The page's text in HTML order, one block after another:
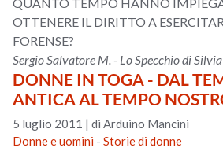
OTTENERE IL DIRITTO A
FORENSE?
Sergio Salvatore M. - Lo Specchio di
DONNE IN TOGA - DAL
ANTICA AL TEMPO
5 luglio 2011 |di Arduino Mancini
Donne e uomini -Storie di donne